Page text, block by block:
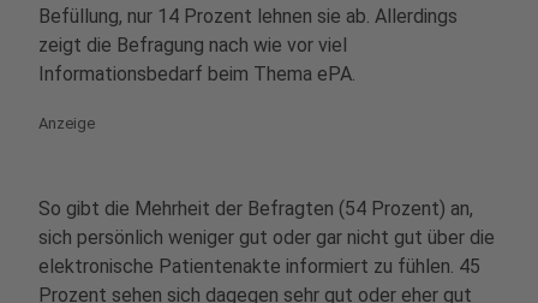
Befüllung, nur 14 Prozent lehnen sie ab. Allerdings
zeigt die Befragung nach wie vor viel
Informationsbedarf beim Thema ePA.
Anzeige
So gibt die Mehrheit der Befragten (54 Prozent) an,
sich persönlich weniger gut oder gar nicht gut über die
elektronische Patientenakte informiert zu fühlen. 45
Prozent sehen sich dagegen sehr gut oder eher gut